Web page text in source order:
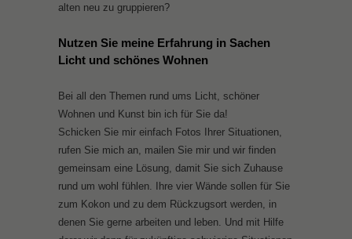
alten neu zu gruppieren?
Nutzen Sie meine Erfahrung in Sachen
Licht und schönes Wohnen
Bei all den Themen rund ums Licht, schöner
Wohnen und Kunst bin ich für Sie da!
Schicken Sie mir einfach Fotos Ihrer Situationen,
rufen Sie mich an, mailen Sie mir und wir finden
gemeinsam eine Lösung, damit Sie sich Zuhause
rund um wohl fühlen. Ihre vier Wände sollen für Sie
zum Kokon und zu dem Rückzugsort werden, in
denen Sie gerne arbeiten und leben. Und mit Hilfe